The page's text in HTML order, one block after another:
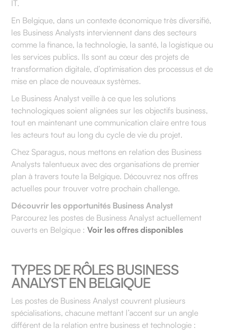
IT.
En Belgique, dans un contexte économique très diversifié,
les Business Analysts interviennent dans des secteurs
comme la finance, la technologie, la santé, la logistique ou
les services publics. Ils sont au cœur des projets de
transformation digitale, d’optimisation des processus et de
mise en place de nouveaux systèmes.
Le Business Analyst veille à ce que les solutions
technologiques soient alignées sur les objectifs business,
tout en maintenant une communication claire entre tous
les acteurs tout au long du cycle de vie du projet.
Chez Sparagus, nous mettons en relation des Business
Analysts talentueux avec des organisations de premier
plan à travers toute la Belgique. Découvrez nos offres
actuelles pour trouver votre prochain challenge.
Découvrir les opportunités Business Analyst
Parcourez les postes de Business Analyst actuellement
ouverts en Belgique :Voir les offres disponibles
TYPES DE RÔLES BUSINESS
ANALYST EN BELGIQUE
Les postes de Business Analyst couvrent plusieurs
spécialisations, chacune mettant l’accent sur un angle
différent de la relation entre business et technologie :